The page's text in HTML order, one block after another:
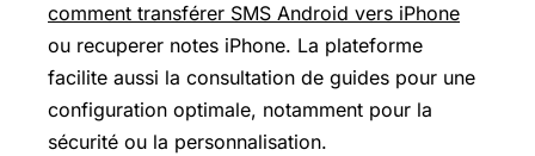
comment transférer SMS Android vers iPhone
ou recuperer notes iPhone. La plateforme
facilite aussi la consultation de guides pour une
configuration optimale, notamment pour la
sécurité ou la personnalisation.